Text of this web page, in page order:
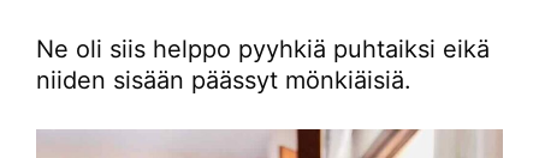
Ne oli siis helppo pyyhkiä puhtaiksi eikä
niiden sisään päässyt mönkiäisiä.